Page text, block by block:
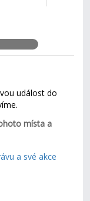
událost do
místa a
a své akce